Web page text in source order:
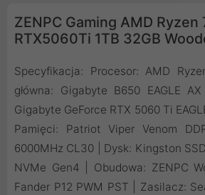
ZENPC Gaming AMD Ryzen
RTX5060Ti 1TB 32GB
Specyfikacja: Procesor: AMD
główna: Gigabyte B650 EAGLE
Gigabyte GeForce RTX 5060 Ti
Pamięci: Patriot Viper Venom
6000MHz CL30 | Dysk: Kingston
NVMe Gen4 | Obudowa: ZENPC
Fander P12 PWM PST | Zasilacz: